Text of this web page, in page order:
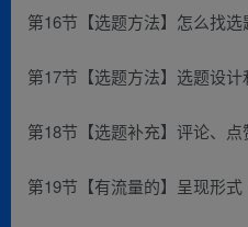
第16节【选题方法】怎么找选
第17节【选题方法】选题设
第18节【选题补充】评论、
第19节【有流量的】呈现形